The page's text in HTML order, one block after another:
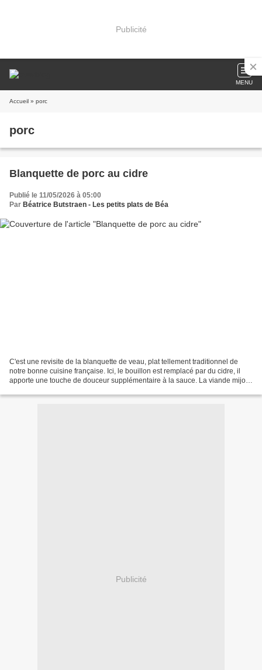
Publicité
MENU
Accueil » porc
porc
Blanquette de porc au cidre
Publié le 11/05/2026 à 05:00
Par Béatrice Butstraen - Les petits plats de Béa
C'est une revisite de la blanquette de veau, plat tellement traditionnel de
notre bonne cuisine française. Ici, le bouillon est remplacé par du cidre, il
apporte une touche de douceur supplémentaire à la sauce. La viande mijote
Publicité